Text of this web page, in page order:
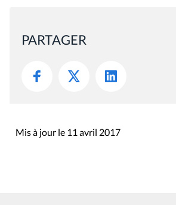
PARTAGER
Mis à jour le 11 avril 2017